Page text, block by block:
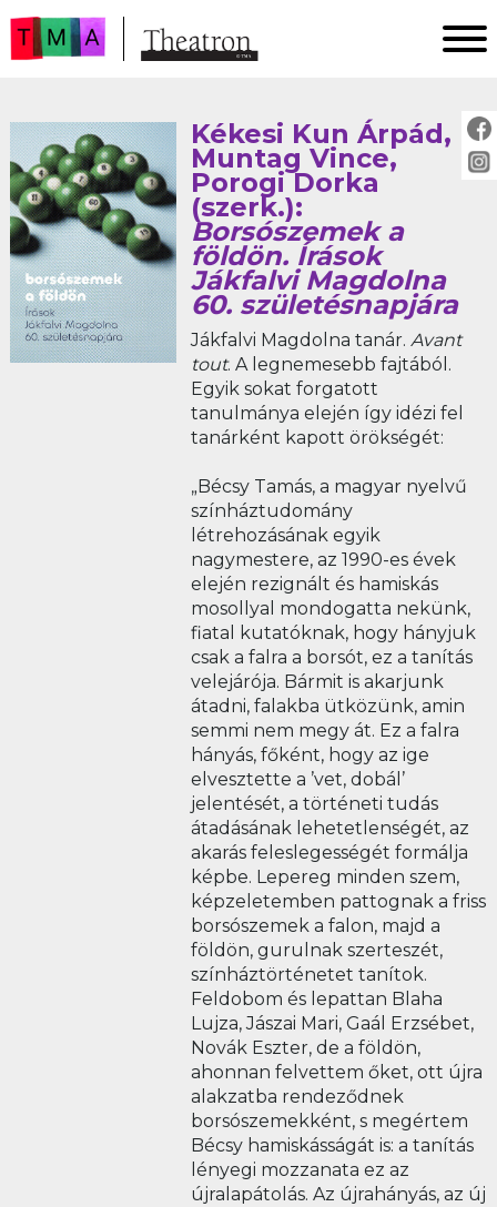
AKTUÁLIS
ARCHÍVUM
IMPRESSZUM
SZERZŐINKNEK
FOR AUTHORS
PEER REVIEW
Kékesi Kun Árpád,
Muntag Vince,
Porogi Dorka
(szerk.):
Borsószemek a
földön. Írások
Jákfalvi Magdolna
60. születésnapjára
Jákfalvi Magdolna tanár.Avant
tout. A legnemesebb fajtából.
Egyik sokat forgatott
tanulmánya elején így idézi fel
tanárként kapott örökségét:
„Bécsy Tamás, a magyar nyelvű
színháztudomány
létrehozásának egyik
nagymestere, az 1990-es évek
elején rezignált és hamiskás
mosollyal mondogatta nekünk,
fiatal kutatóknak, hogy hányjuk
csak a falra a borsót, ez a tanítás
velejárója. Bármit is akarjunk
átadni, falakba ütközünk, amin
semmi nem megy át. Ez a falra
hányás, főként, hogy az ige
elvesztette a ’vet, dobál’
jelentését, a történeti tudás
átadásának lehetetlenségét, az
akarás feleslegességét formálja
képbe. Lepereg minden szem,
képzeletemben pattognak a friss
borsószemek a falon, majd a
földön, gurulnak szerteszét,
színháztörténetet tanítok.
Feldobom és lepattan Blaha
Lujza, Jászai Mari, Gaál Erzsébet,
Novák Eszter, de a földön,
ahonnan felvettem őket, ott újra
alakzatba rendeződnek
borsószemekként, s megértem
Bécsy hamiskásságát is: a tanítás
lényegi mozzanata ez az
újralapátolás. Az újrahányás, az új